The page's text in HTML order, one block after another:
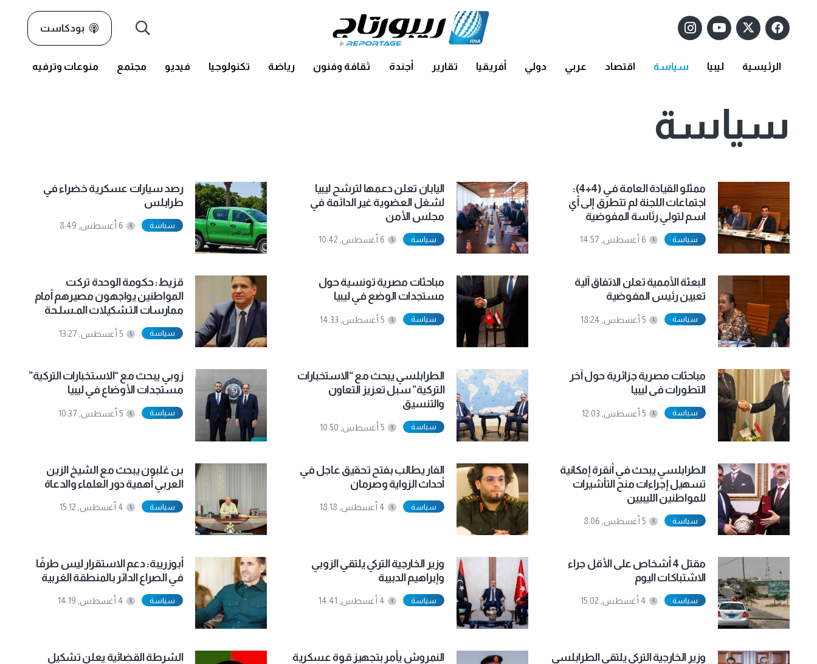
بودكاست
الرئيسية ليبيا سياسة اقتصاد عربي دولي أفريقيا تقارير أجندة ثقافة وفنون رياضة تكنولوجيا فيديو مجتمع منوعات وترفيه
سياسة
ممثلو القيادة العامة في (4+4):
اجتماعات اللجنة لم تتطرق إلى أي
اسم لتولي رئاسة المفوضية
سياسة 6 أغسطس, 14:57
اليابان تعلن دعمها لترشح ليبيا
لشغل العضوية غير الدائمة في
مجلس الأمن
سياسة 6 أغسطس, 10:42
رصد سيارات عسكرية خضراء في
طرابلس
سياسة 6 أغسطس, 8:49
البعثة الأممية تعلن الاتفاق آلية
تعيين رئيس المفوضية
سياسة 5 أغسطس, 18:24
مباحثات مصرية تونسية حول
مستجدات الوضع في ليبيا
سياسة 5 أغسطس, 14:33
قزيط: حكومة الوحدة تركت
المواطنين يواجهون مصيرهم أمام
ممارسات التـشكيلات المـسلـحة
سياسة 5 أغسطس, 13:27
مباحثات مصرية جزائرية حول آخر
التطورات فى ليبيا
سياسة 5 أغسطس, 12:03
الطرابلسي يبحث مع “الاستخبارات
التركية” سبل تعزيز التعاون
والتنسيق
سياسة 5 أغسطس, 10:50
زوبي يبحث مع “الاستخبارات التركية”
مستجدات الأوضاع في ليبيا
سياسة 5 أغسطس, 10:37
الطرابلسي يبحث في أنقرة إمكانية
تسهيل إجراءات منح التأشيرات
للمواطنين الليبيين
سياسة 5 أغسطس, 8:06
الفار يطالب بفتح تحقيق عاجل في
أحداث الزواية وصرمان
سياسة 4 أغسطس, 18:18
بن غلبون يبحث مع الشيخ الزين
العربي أهمية دور العلماء والدعاة
سياسة 4 أغسطس, 15:12
مقتل 4 أشخاص على الأقل جراء
الاشتباكات اليوم
سياسة 4 أغسطس, 15:02
وزير الخارجية التركي يلتقي الزوبي
وإبراهيم الدبيبة
سياسة 4 أغسطس, 14:41
أبوزريبة: دعم الاستقرار ليس طرفًا
في الصراع الدائر بالمنطقة الغربية
سياسة 4 أغسطس, 14:19
وزير الخارجية التركي يلتقي الطرابلسي
النمروش يأمر بتجهيز قوة عسكرية
الشرطة القضائية يعلن تشكيل